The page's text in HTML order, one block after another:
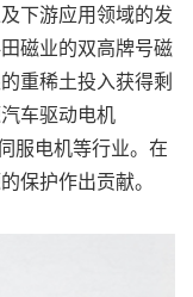
下游应用领域的发
磁业的双高牌号磁
重稀土投入获得剩
车驱动电机
服电机等行业。在
保护作出贡献。